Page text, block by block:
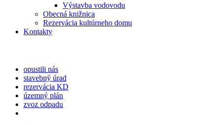
Výstavba vodovodu
Obecná knižnica
Rezervácia kultúrneho domu
Kontakty
opustili nás
stavebný úrad
rezervácia KD
územný plán
zvoz odpadu